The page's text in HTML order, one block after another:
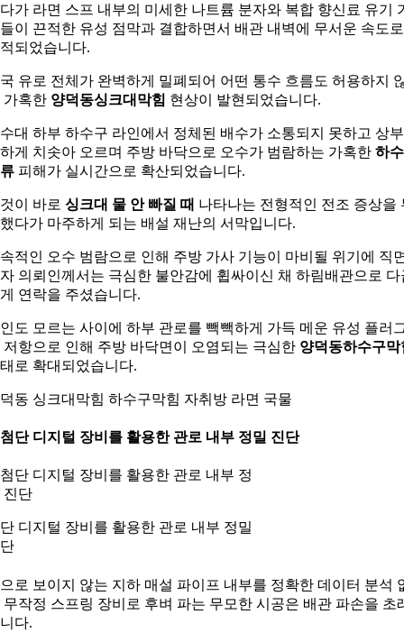
가 라면 스프 내부의 미세한 나트륨 분자와 복합 향신료 유기
이 끈적한 유성 점막과 결합하면서 배관 내벽에 무서운 속도로
되었습니다.
유로 전체가 완벽하게 밀폐되어 어떤 통수 흐름도 허용하지
가혹한 양덕동싱크대막힘 현상이 발현되었습니다.
대 하부 하수구 라인에서 정체된 배수가 소통되지 못하고 상
게 치솟아 오르며 주방 바닥으로 오수가 범람하는 가혹한 하
피해가 실시간으로 확산되었습니다.
이 바로 싱크대 물 안 빠질 때 나타나는 전형적인 전조 증상을
다가 마주하게 되는 배설 재난의 서막입니다.
적인 오수 범람으로 인해 주방 가사 기능이 마비될 위기에 직
의뢰인께서는 극심한 불안감에 휩싸이신 채 하림배관으로 다
연락을 주셨습니다.
도 모르는 사이에 하부 관로를 빽빽하게 가득 메운 유성 플러
저항으로 인해 주방 바닥면이 오염되는 극심한 양덕동하수구막
로 확대되었습니다.
동 싱크대막힘 하수구막힘 자취방 라면 국물
단 디지털 장비를 활용한 관로 내부 정밀 진단
디지털 장비를 활용한 관로 내부 정밀
로 보이지 않는 지하 매설 파이프 내부를 정확한 데이터 분석
무작정 스프링 장비로 후벼 파는 무모한 시공은 배관 파손을 초
다.